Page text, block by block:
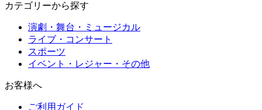
カテゴリーから探す
演劇・舞台・ミュージカル
ライブ・コンサート
スポーツ
イベント・レジャー・その他
お客様へ
ご利用ガイド